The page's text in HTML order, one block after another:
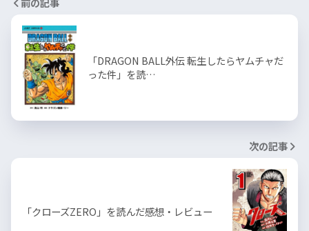
「DRAGON BALL外伝 転生したらヤムチャだ
った件」を読…
次の記事
「クローズZERO」を読んだ感想・レビュー